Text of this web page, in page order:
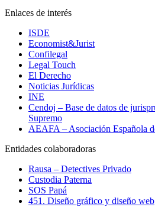
Enlaces de interés
ISDE
Economist&Jurist
Confilegal
Legal Touch
El Derecho
Noticias Jurídicas
INE
Cendoj – Base de datos de
Supremo
AEAFA – Asociación Española
Entidades colaboradoras
Rausa – Detectives Privado
Custodia Paterna
SOS Papá
451. Diseño gráfico y diseño web